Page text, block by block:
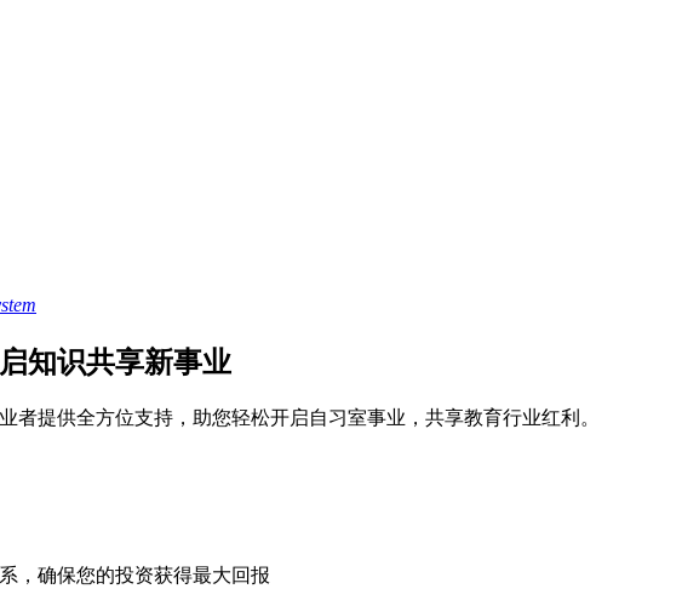
知识共享新事业
者提供全方位支持，助您轻松开启自习室事业，共享教育行业红利。
，确保您的投资获得最大回报